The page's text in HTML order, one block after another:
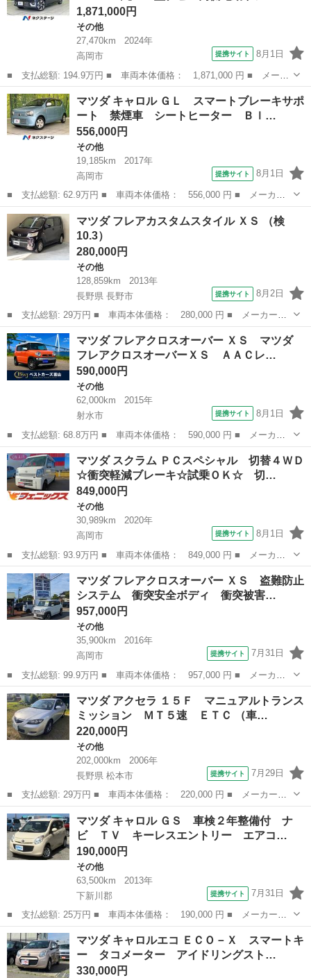
1,871,000円
その他
27,470km
2024年
高岡市
提携サイト 8月1日
■ 支払総額: 194.9万円 ■ 車両本体価格： 1,871,000 円 ■ メーカ
ー名： マツダ ■ 車種名： フレアワゴンカスタムスタイル ■ グ
レード名： ＸＳ ４ＷＤ 純正９型ナビ 両側電動ドア 全周囲カ
メラ セ...
富山 高岡市 その他
マツダ キャロル ＧＬ スマートブレーキサポ
ート 禁煙車 シートヒーター Ｂｌ…
556,000円
その他
19,185km
2017年
高岡市
提携サイト 8月1日
■ 支払総額: 62.9万円 ■ 車両本体価格： 556,000 円 ■ メーカー
名： マツダ ■ 車種名： キャロル ■ グレード名： ＧＬ スマ
ートブレーキサポート 禁煙車 シートヒーター Ｂｌｕｅｔｏｏｔ
ｈ再生 １３...
富山 高岡市 その他
マツダ フレアカスタムスタイル ＸＳ （検
10.3）
280,000円
その他
128,859km
2013年
長野県 長野市
提携サイト 8月2日
■ 支払総額: 29万円 ■ 車両本体価格： 280,000 円 ■ メーカー
名： マツダ ■ 車種名： フレアカスタムスタイル ■ グレード
名： ＸＳ ■ 排気量： 660cc ■ ドア枚数： 5D ■ ミッション：
イ...
長野 長野市 その他
マツダ フレアクロスオーバー ＸＳ マツダ
フレアクロスオーバーＸＳ ＡＡＣレ…
590,000円
その他
62,000km
2015年
射水市
提携サイト 8月1日
■ 支払総額: 68.8万円 ■ 車両本体価格： 590,000 円 ■ メーカー
名： マツダ ■ 車種名： フレアクロスオーバー ■ グレード
名： ＸＳ マツダ フレアクロスオーバーＸＳ ＡＡＣレーダーブ
レーキサポートＤ...
富山 射水市 その他
マツダ スクラム ＰＣスペシャル 切替４ＷＤ
☆衝突軽減ブレーキ☆試乗ＯＫ☆ 切…
849,000円
その他
30,989km
2020年
高岡市
提携サイト 8月1日
■ 支払総額: 93.9万円 ■ 車両本体価格： 849,000 円 ■ メーカー
名： マツダ ■ 車種名： スクラム ■ グレード名： ＰＣスペシ
ャル 切替４ＷＤ☆衝突軽減ブレーキ☆試乗ＯＫ☆ 切替４ＷＤ☆デ
ュアルカメラ...
富山 高岡市 その他
マツダ フレアクロスオーバー ＸＳ 盗難防止
システム 衝突安全ボディ 衝突被害…
957,000円
その他
35,900km
2016年
高岡市
提携サイト 7月31日
■ 支払総額: 99.9万円 ■ 車両本体価格： 957,000 円 ■ メーカー
名： マツダ ■ 車種名： フレアクロスオーバー ■ グレード
名： ＸＳ 盗難防止システム 衝突安全ボディ 衝突被害軽減シス
テム キーレスエ...
富山 高岡市 その他
マツダ アクセラ １５Ｆ マニュアルトランス
ミッション ＭＴ５速 ＥＴＣ （車…
220,000円
その他
202,000km
2006年
長野県 松本市
提携サイト 7月29日
■ 支払総額: 29万円 ■ 車両本体価格： 220,000 円 ■ メーカー
名： マツダ ■ 車種名： アクセラ ■ グレード名： １５Ｆ マ
ニュアルトランスミッション ＭＴ５速 ＥＴＣ ■ 排気量：
1500cc ■ ...
長野 松本市 その他
マツダ キャロル ＧＳ 車検２年整備付 ナ
ビ ＴＶ キーレスエントリー エアコ…
190,000円
その他
63,500km
2013年
下新川郡
提携サイト 7月31日
■ 支払総額: 25万円 ■ 車両本体価格： 190,000 円 ■ メーカー
名： マツダ ■ 車種名： キャロル ■ グレード名： ＧＳ 車検
２年整備付 ナビ ＴＶ キーレスエントリー エアコン パワス
テ パワーウインド...
富山 下新川郡 その他
マツダ キャロルエコ ＥＣＯ－Ｘ スマートキ
ー タコメーター アイドリングスト…
330,000円